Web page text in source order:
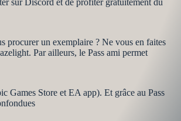
sur Discord et de profiter gratuitement du
procurer un exemplaire ? Ne vous en faites
Par ailleurs, le Pass ami permet
Games Store et EA app). Et grâce au Pass